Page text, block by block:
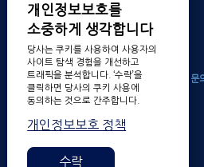
디지털 마케팅 및 광고
기타
회사소개
채용
수상 내역
문
개인정보보호를
소중하게 생각합니다
당사는 쿠키를 사용하여 사용자의
사이트 탐색 경험을 개선하고
트래픽을 분석합니다. ‘수락’을
클릭하면 당사의 쿠키 사용에
동의하는 것으로 간주합니다.
개인정보보호 정책
수락